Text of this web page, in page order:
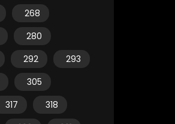
268
280
292
293
305
317
318